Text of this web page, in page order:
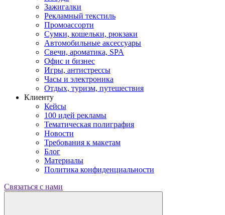
Зажигалки
Рекламный текстиль
Промоассорти
Сумки, кошельки, рюкзаки
Автомобильные аксессуары
Свечи, ароматика, SPA
Офис и бизнес
Игры, антистрессы
Часы и электроника
Отдых, туризм, путешествия
Клиенту
Кейсы
100 идей рекламы
Тематическая полиграфия
Новости
Требования к макетам
Блог
Материалы
Политика конфиденциальности
Связаться с нами